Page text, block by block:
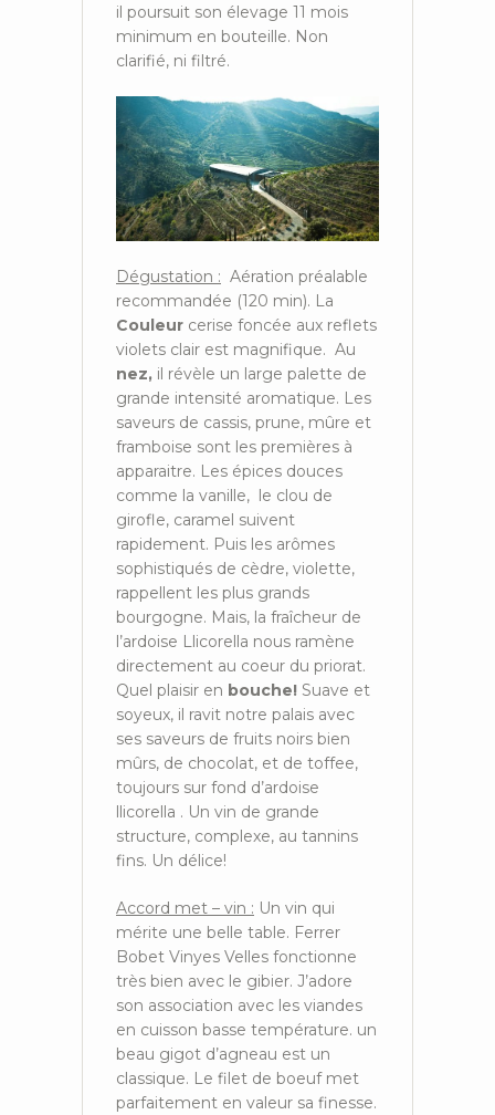
il poursuit son élevage 11 mois
minimum en bouteille. Non
clarifié, ni filtré.
Dégustation : Aération préalable
recommandée (120 min). La
Couleur cerise foncée aux reflets
violets clair est magnifique. Au
nez, il révèle un large palette de
grande intensité aromatique. Les
saveurs de cassis, prune, mûre et
framboise sont les premières à
apparaitre. Les épices douces
comme la vanille, le clou de
girofle, caramel suivent
rapidement. Puis les arômes
sophistiqués de cèdre, violette,
rappellent les plus grands
bourgogne. Mais, la fraîcheur de
l’ardoise Llicorella nous ramène
directement au coeur du priorat.
Quel plaisir en bouche! Suave et
soyeux, il ravit notre palais avec
ses saveurs de fruits noirs bien
mûrs, de chocolat, et de toffee,
toujours sur fond d’ardoise
llicorella . Un vin de grande
structure, complexe, au tannins
fins. Un délice!
Accord met – vin : Un vin qui
mérite une belle table. Ferrer
Bobet Vinyes Velles fonctionne
très bien avec le gibier. J’adore
son association avec les viandes
en cuisson basse température. un
beau gigot d’agneau est un
classique. Le filet de boeuf met
parfaitement en valeur sa finesse.